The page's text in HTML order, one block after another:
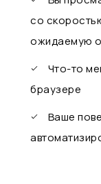
со
ожидаемую
Что-то
браузере
Ваше